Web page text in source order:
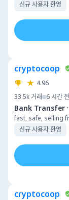
신규 사용자 환영
cryptocoop
4.96
33.5k 거래 6 시간 전
Bank Transfer ·
fast, safe, selling
신규 사용자 환영
cryptocoop